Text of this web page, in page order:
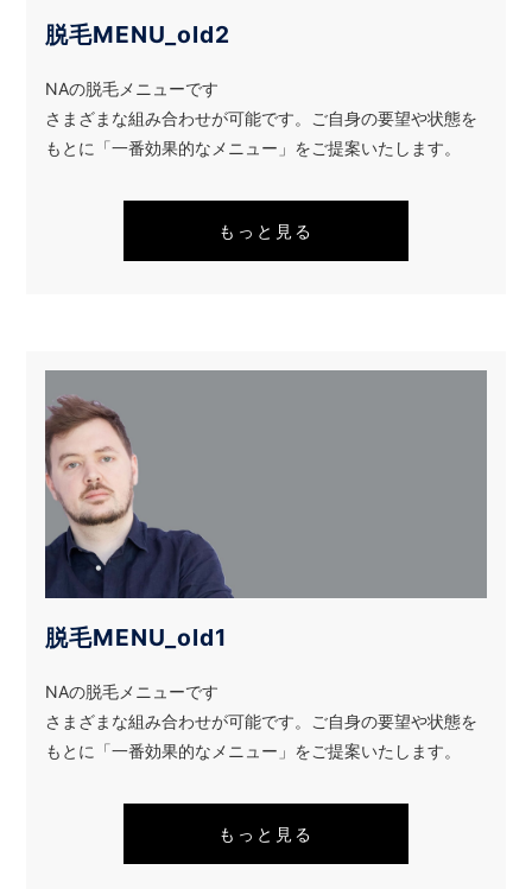
脱毛MENU_old2
NAの脱毛メニューです
さまざまな組み合わせが可能です。ご自身の要望や状態を
もとに「一番効果的なメニュー」をご提案いたします。
もっと見る
脱毛MENU_old1
NAの脱毛メニューです
さまざまな組み合わせが可能です。ご自身の要望や状態を
もとに「一番効果的なメニュー」をご提案いたします。
もっと見る